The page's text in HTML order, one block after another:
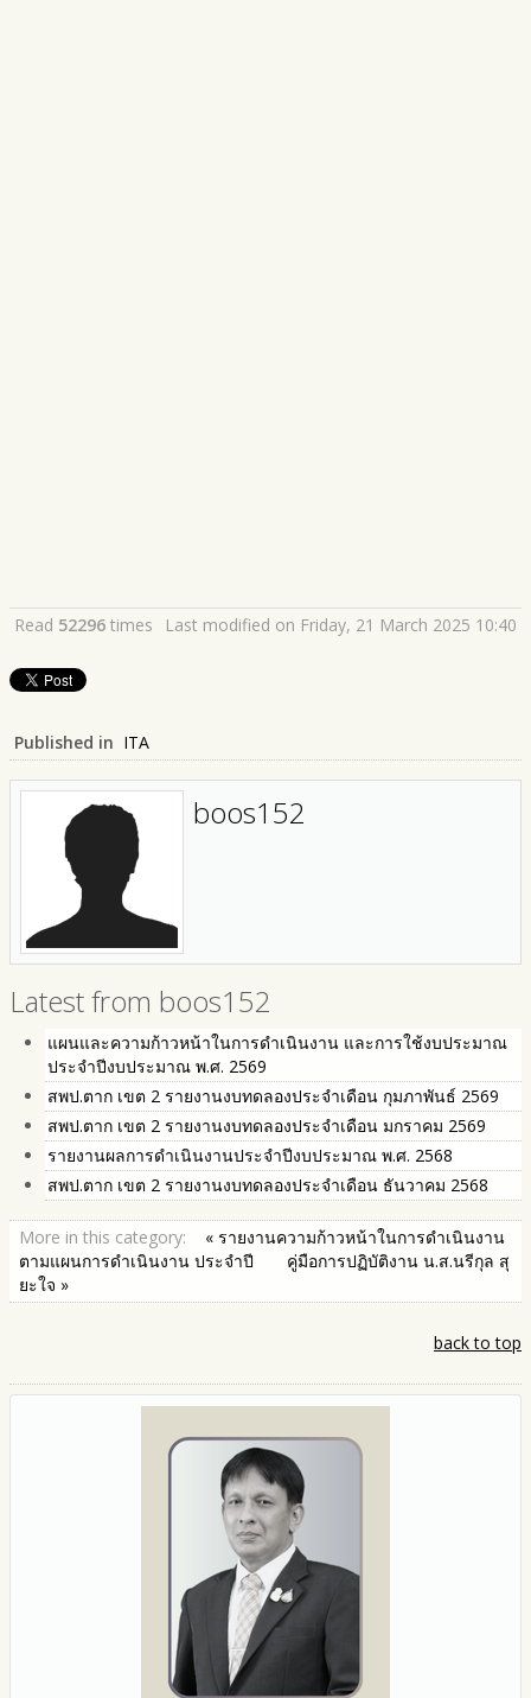
Read 52296 times Last modified on Friday, 21 March 2025 10:40
Published in ITA
boos152
Latest from boos152
แผนและความก้าวหน้าในการดำเนินงาน และการใช้งบประมาณ
ประจำปีงบประมาณ พ.ศ. 2569
สพป.ตาก เขต 2 รายงานงบทดลองประจำเดือน กุมภาพันธ์ 2569
สพป.ตาก เขต 2 รายงานงบทดลองประจำเดือน มกราคม 2569
รายงานผลการดำเนินงานประจำปีงบประมาณ พ.ศ. 2568
สพป.ตาก เขต 2 รายงานงบทดลองประจำเดือน ธันวาคม 2568
More in this category:
« รายงานความก้าวหน้าในการดำเนินงาน
ตามแผนการดำเนินงาน ประจำปี
คู่มือการปฏิบัติงาน น.ส.นรีกุล สุ
ยะใจ »
back to top